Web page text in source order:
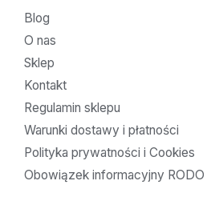
Blog
O nas
Sklep
Kontakt
Regulamin sklepu
Warunki dostawy i płatności
Polityka prywatności i Cookies
Obowiązek informacyjny RODO